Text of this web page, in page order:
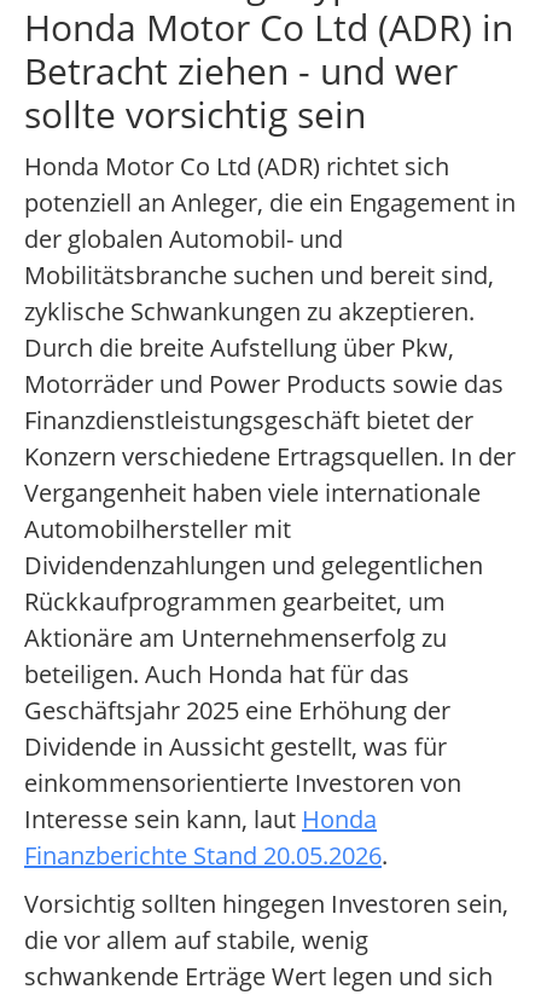
Honda Motor Co Ltd (ADR) in
Betracht ziehen - und wer
sollte vorsichtig sein
Honda Motor Co Ltd (ADR) richtet sich
potenziell an Anleger, die ein Engagement in
der globalen Automobil- und
Mobilitätsbranche suchen und bereit sind,
zyklische Schwankungen zu akzeptieren.
Durch die breite Aufstellung über Pkw,
Motorräder und Power Products sowie das
Finanzdienstleistungsgeschäft bietet der
Konzern verschiedene Ertragsquellen. In der
Vergangenheit haben viele internationale
Automobilhersteller mit
Dividendenzahlungen und gelegentlichen
Rückkaufprogrammen gearbeitet, um
Aktionäre am Unternehmenserfolg zu
beteiligen. Auch Honda hat für das
Geschäftsjahr 2025 eine Erhöhung der
Dividende in Aussicht gestellt, was für
einkommensorientierte Investoren von
Interesse sein kann, laut Honda
Finanzberichte Stand 20.05.2026.
Vorsichtig sollten hingegen Investoren sein,
die vor allem auf stabile, wenig
schwankende Erträge Wert legen und sich